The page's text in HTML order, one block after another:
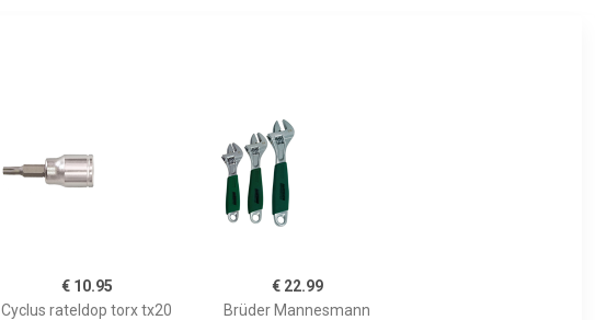
€ 10.95
Cyclus rateldop torx tx20
€ 22.99
Brüder Mannesmann